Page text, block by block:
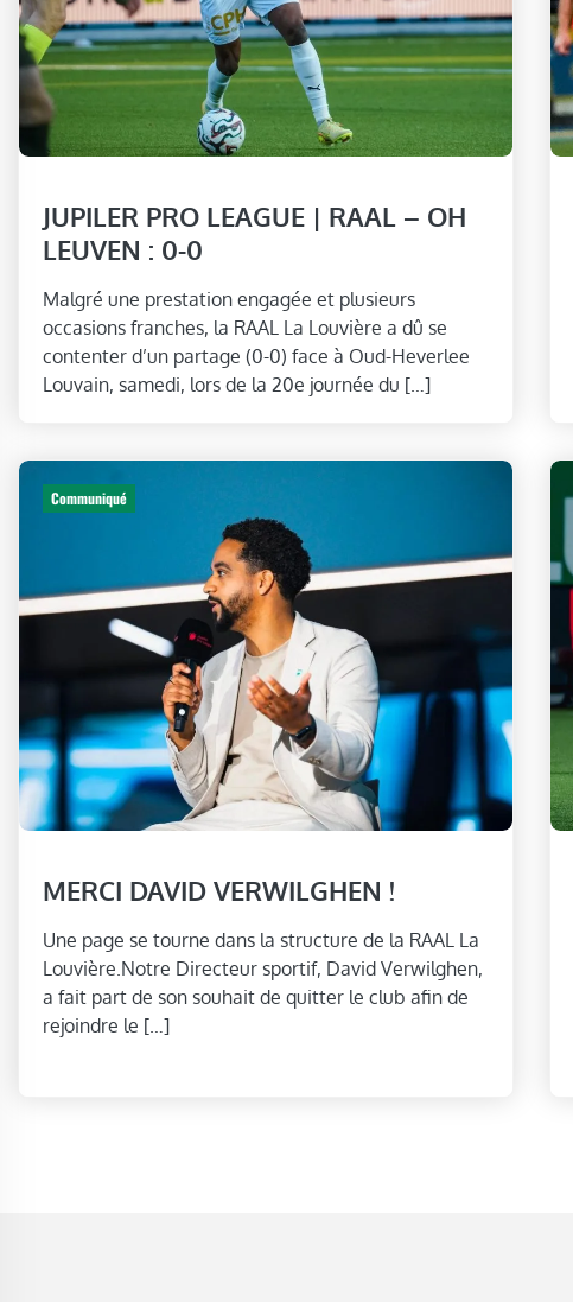
JUPILER PRO LEAGUE | RAAL – OH
LEUVEN : 0-0
Malgré une prestation engagée et plusieurs
occasions franches, la RAAL La Louvière a dû se
contenter d’un partage (0-0) face à Oud-Heverlee
Louvain, samedi, lors de la 20e journée du […]
Communiqué
MERCI DAVID VERWILGHEN !
Une page se tourne dans la structure de la RAAL La
Louvière.Notre Directeur sportif, David Verwilghen,
a fait part de son souhait de quitter le club afin de
rejoindre le […]